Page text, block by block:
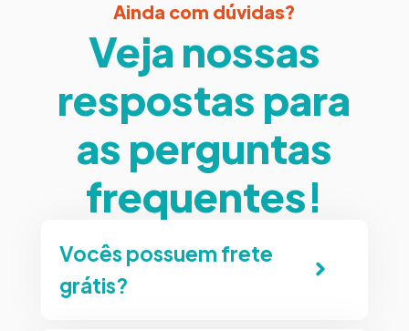
Ainda com dúvidas?
Veja nossas
respostas para
as perguntas
frequentes!
Vocês possuem frete
grátis?